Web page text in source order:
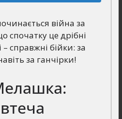
війна за
спочатку це дрібні
справжні бійки: за
за ганчірки!